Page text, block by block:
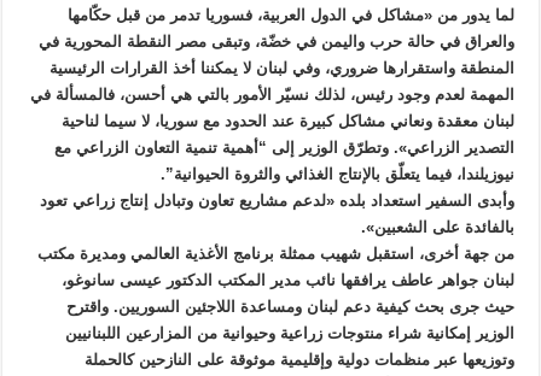
لما يدور من «مشاكل في الدول العربية، فسوريا تدمر من قبل حكّامها
والعراق في حالة حرب واليمن في خضّة، وتبقى مصر النقطة المحورية في
المنطقة واستقرارها ضروري، وفي لبنان لا يمكننا أخذ القرارات الرئيسية
المهمة لعدم وجود رئيس، لذلك نسيّر الأمور بالتي هي أحسن، فالمسألة في
لبنان معقدة ونعاني مشاكل كبيرة عند الحدود مع سوريا، لا سيما لناحية
التصدير الزراعي». وتطرّق الوزير إلى “أهمية تنمية التعاون الزراعي مع
نيوزيلندا، فيما يتعلّق بالإنتاج الغذائي والثروة الحيوانية”.
وأبدى السفير استعداد بلده «لدعم مشاريع تعاون وتبادل إنتاج زراعي تعود
بالفائدة على الشعبين».
من جهة أخرى، استقبل شهيب ممثلة برنامج الأغذية العالمي ومديرة مكتب
لبنان جواهر عاطف يرافقها نائب مدير المكتب الدكتور عيسى سانوغو،
حيث جرى بحث كيفية دعم لبنان ومساعدة اللاجئين السوريين. واقترح
الوزير إمكانية شراء منتوجات زراعية وحيوانية من المزارعين اللبنانيين
وتوزيعها عبر منظمات دولية وإقليمية موثوقة على النازحين كالحملة